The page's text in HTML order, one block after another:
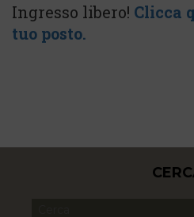
Ingresso libero! Clicca
tuo posto.